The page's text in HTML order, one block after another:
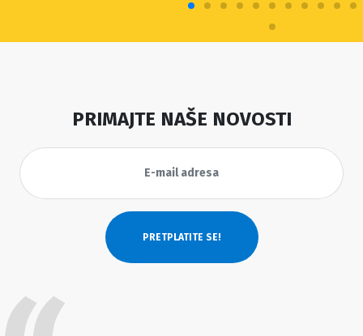
PRIMAJTE NAŠE NOVOSTI